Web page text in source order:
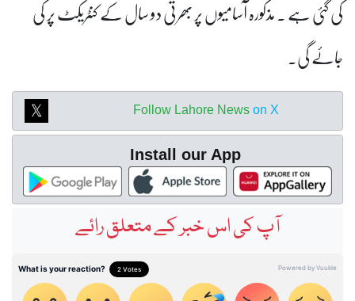
کی گئی ہے ۔ مذکورہ آسامیوں پر بھرتی دو سال کے کنٹریکٹ پر کی
جائے گی۔
Follow Lahore News on X
Install our App
آپ کی اس خبر کے متعلق رائے